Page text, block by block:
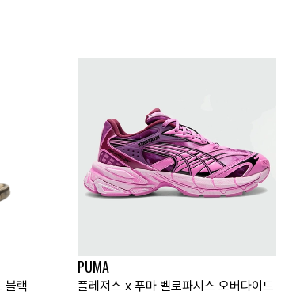
블랙
PUMA
플레져스 x 푸마 벨로파시스 오버다이드